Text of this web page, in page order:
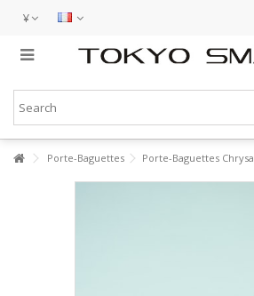
¥
Porte-Baguettes Porte-Baguettes